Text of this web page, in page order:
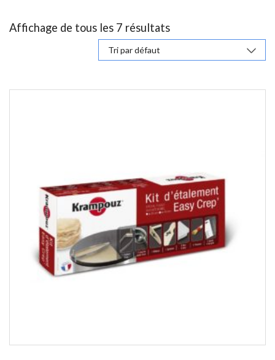
Affichage de tous les 7 résultats